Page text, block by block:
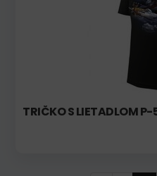
TRIČKO S LIETADLOM